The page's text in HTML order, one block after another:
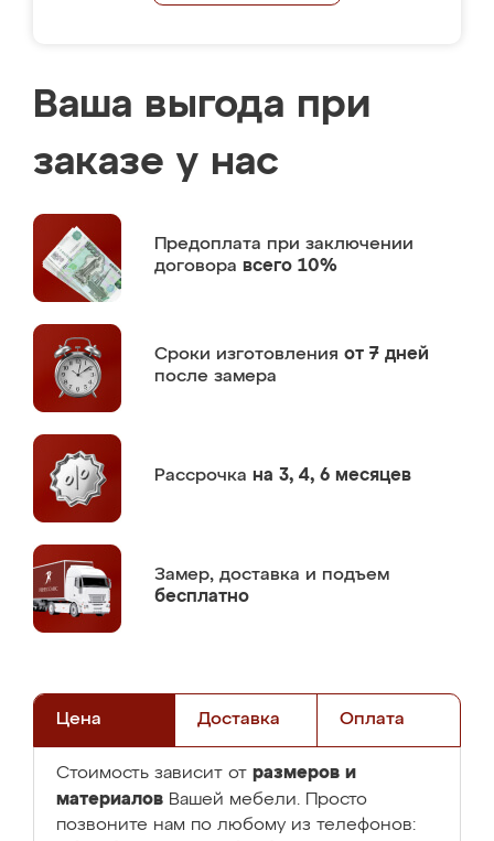
Ваша выгода при
заказе у нас
Предоплата при заключении
договора всего 10%
Сроки изготовления от 7 дней
после замера
Рассрочка на 3, 4, 6 месяцев
Замер, доставка и подъем
бесплатно
Цена Доставка Оплата
Стоимость зависит от размеров и
материалов Вашей мебели. Просто
позвоните нам по любому из телефонов: